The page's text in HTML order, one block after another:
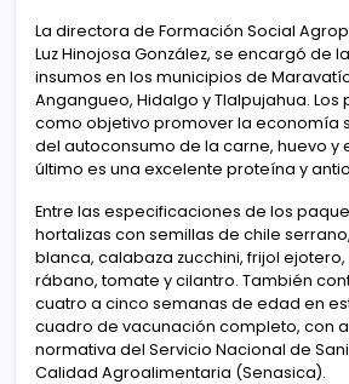
La directora de Formación Social
Luz Hinojosa González, se encargó de
insumos en los municipios de
Angangueo, Hidalgo y Tlalpujahua. Los
como objetivo promover la economía
del autoconsumo de la carne, huevo y
último es una excelente proteína y
Entre las especificaciones de los
hortalizas con semillas de chile
blanca, calabaza zucchini, frijol
rábano, tomate y cilantro. También
cuatro a cinco semanas de edad en
cuadro de vacunación completo, con
normativa del Servicio Nacional de
Calidad Agroalimentaria (Senasica).